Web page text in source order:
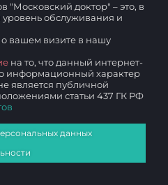
"Московский доктор" – это, в
обслуживания и
вашем визите в нашу
на то, что данный интернет-
информационный характер
является публичной
статьи 437 ГК РФ
данных